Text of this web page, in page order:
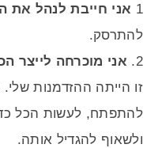
1 אני חייבת לנהל את
להתרסק.
2.
אני מוכרחה לייצר
זו הייתה ההזדמנות
להתפתח, לעשות הכל
ולשאוף להגדיל אותה.